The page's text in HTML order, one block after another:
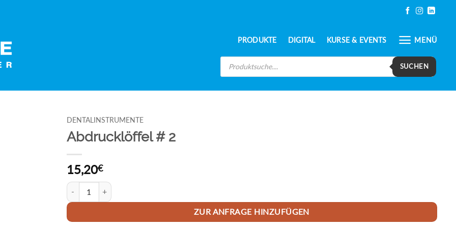
PRODUKTE DIGITAL KURSE & EVENTS MENÜ
Products
search
SUCHEN
DENTALINSTRUMENTE
Abdrucklöffel # 2
15,20€
Abdrucklöffel # 2 Menge
ZUR ANFRAGE HINZUFÜGEN